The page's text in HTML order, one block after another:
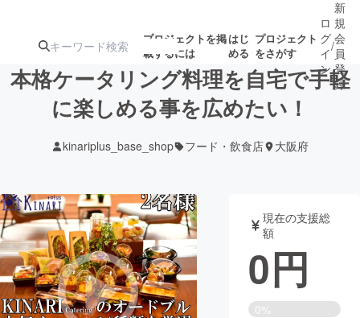
プロジェクトを掲
載するには
はじ
める
プロジェクト
をさがす
ターン
ジェクト
募集終了が近いプ
ロジェクト
もうすぐ公開
されます
アート・写真 音楽
テクノロジー・ガジェット ゲーム・サ
映像・映画 書籍・雑誌
ロ
グ
イ
ン
/
新
規
会
員
登
録
本格ケータリング料理を自宅で手軽
に楽しめる事を広めたい！
kinariplus_base_shop フード・飲食店 大阪府
現在の支援総
額
0円
0%